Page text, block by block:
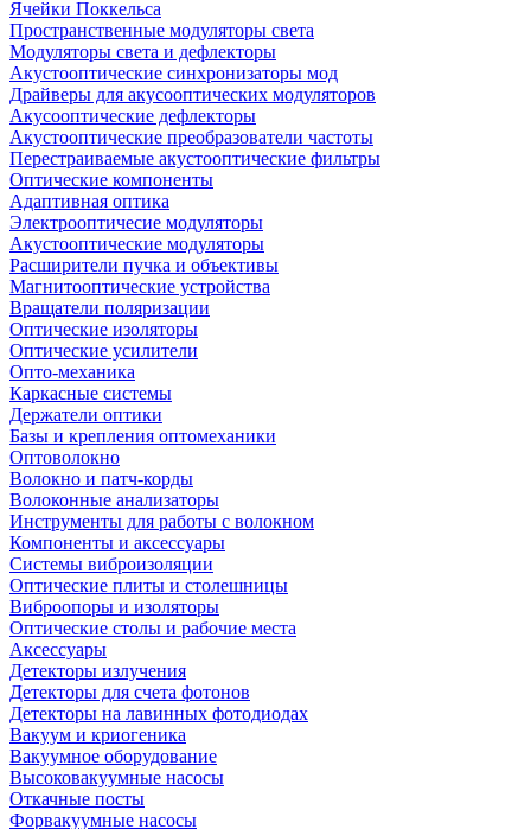
Ячейки Поккельса
Пространственные модуляторы света
Модуляторы света и дефлекторы
Акустооптические синхронизаторы мод
Драйверы для акусооптических модуляторов
Акусооптические дефлекторы
Акустооптические преобразователи частоты
Перестраиваемые акустооптические фильтры
Оптические компоненты
Адаптивная оптика
Электрооптичесие модуляторы
Акустооптические модуляторы
Расширители пучка и объективы
Магнитооптические устройства
Вращатели поляризации
Оптические изоляторы
Оптические усилители
Опто-механика
Каркасные системы
Держатели оптики
Базы и крепления оптомеханики
Оптоволокно
Волокно и патч-корды
Волоконные анализаторы
Инструменты для работы с волокном
Компоненты и аксессуары
Системы виброизоляции
Оптические плиты и столешницы
Виброопоры и изоляторы
Оптические столы и рабочие места
Аксессуары
Детекторы излучения
Детекторы для счета фотонов
Детекторы на лавинных фотодиодах
Вакуум и криогеника
Вакуумное оборудование
Высоковакуумные насосы
Откачные посты
Форвакуумные насосы